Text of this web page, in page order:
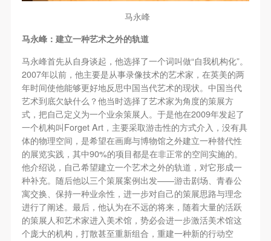
马永峰
马永峰：建立一种艺术之外的轨道
马永峰首先从自身谈起，他选择了一个词叫做“自我机构化”。
2007年以前，他主要是从事录像技术的艺术家，在英美的两
年时间使他能够更好地反思中国当代艺术的现状。中国当代
艺术到底欠缺什么？他当时选择了艺术家为角度的策展方
式，把自己定义为一个业余策展人。于是他在2009年发起了
一个机构叫 Forget Art，主要采取游击性的方式介入，没有具
体的物理空间，是希望在画廊与博物馆之外建立一种替代性
的展览实践，其中90%的项目都是在非正常的空间实施的。
他介绍说，自己希望建立一个艺术之外的轨道，对它形成一
种补充。随后他以三个策展案例出发——游击剧场、青春公
寓交换、保持一种业余性，进一步对自己的策展思路与理念
进行了阐述。最后，他认为在不远的将来，随着大量的活跃
的策展人和艺术家进入美术馆，势必会进一步激活美术馆这
个庞大的机构，打散甚至重新组合，重建一种新的行动空